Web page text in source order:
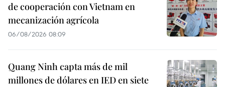
de cooperación con Vietnam en
mecanización agrícola
06/08/2026 08:09
Quang Ninh capta más de mil
millones de dólares en IED en siete